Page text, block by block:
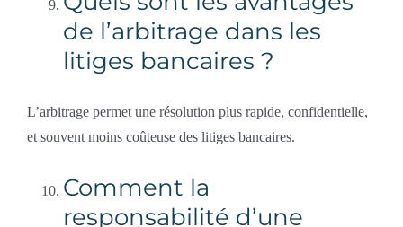
de l’arbitrage dans les
litiges bancaires ?
L’arbitrage permet une résolution plus rapide, confidentielle,
et souvent moins coûteuse des litiges bancaires.
Comment la
responsabilité d’une